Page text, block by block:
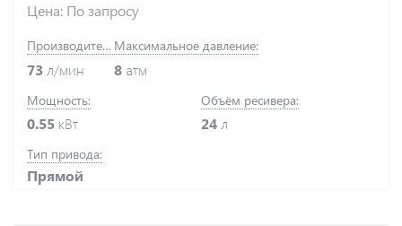
Цена: По запросу
Производительность:
73 л/мин
Максимальное давление:
8 атм
Мощность:
0.55 кВт
Объём ресивера:
24л
Тип привода:
Прямой